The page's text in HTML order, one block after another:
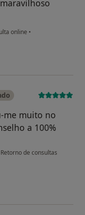
online •
me muito no
a 100%
Retorno de consultas